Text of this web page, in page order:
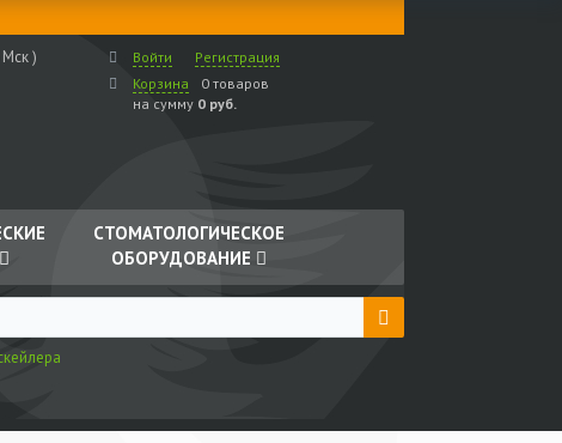
) Войти
Регистрация
Корзина
0 товаров
на сумму 0 руб.
СТОМАТОЛОГИЧЕСКОЕ
ОБОРУДОВАНИЕ